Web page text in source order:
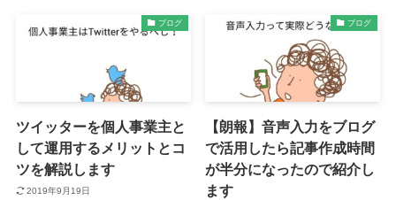
ブログ
ツイッターを個人事業主と
して運用するメリットとコ
ツを解説します
2019年9月19日
ブログ
【朗報】音声入力をブログ
で活用したら記事作成時間
が半分になったので紹介し
ます